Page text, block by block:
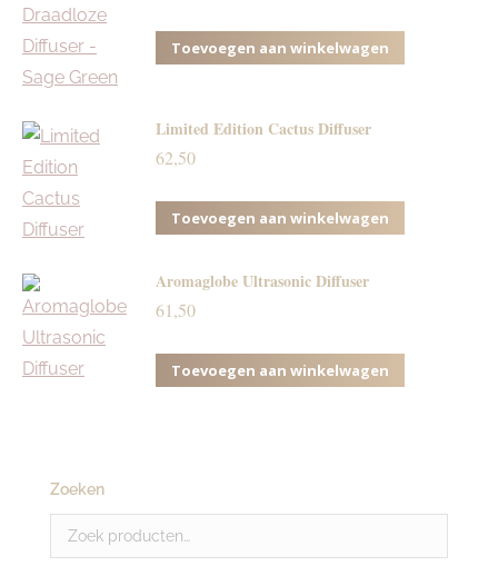
op
de
Deze
optie
gekozen
de
Toevoegen aan winkelwagen
Limited Edition Cactus Diffuser
62,50
Toevoegen aan winkelwagen
Aromaglobe Ultrasonic Diffuser
61,50
Toevoegen aan winkelwagen
Zoeken